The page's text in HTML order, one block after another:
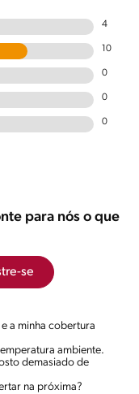
4
10
0
0
0
para nós o que
se
a minha cobertura
ambiente.
demasiado de
na próxima?